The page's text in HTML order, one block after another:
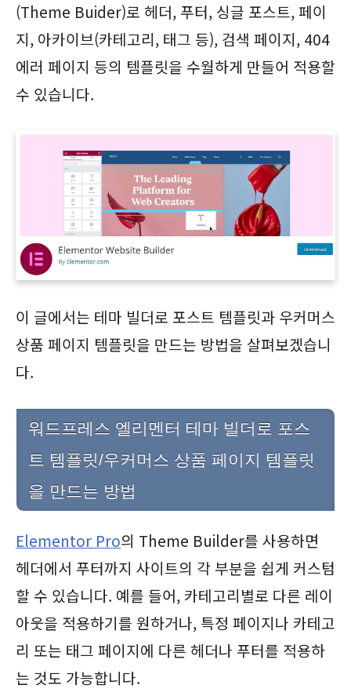
(Theme Buider)로 헤더, 푸터, 싱글 포스트, 페이
지, 아카이브(카테고리, 태그 등), 검색 페이지, 404
에러 페이지 등의 템플릿을 수월하게 만들어 적용할
수 있습니다.
이 글에서는 테마 빌더로 포스트 템플릿과 우커머스
상품 페이지 템플릿을 만드는 방법을 살펴보겠습니
다.
워드프레스 엘리멘터 테마 빌더로 포스
트 템플릿/우커머스 상품 페이지 템플릿
을 만드는 방법
Elementor Pro의 Theme Builder를 사용하면
헤더에서 푸터까지 사이트의 각 부분을 쉽게 커스텀
할 수 있습니다. 예를 들어, 카테고리별로 다른 레이
아웃을 적용하기를 원하거나, 특정 페이지나 카테고
리 또는 태그 페이지에 다른 헤더나 푸터를 적용하
는 것도 가능합니다.